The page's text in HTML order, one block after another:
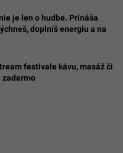
je len o hudbe. Prináša
doplníš energiu a na
festivale kávu, masáž či